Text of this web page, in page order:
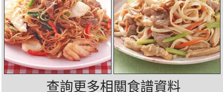
查詢更多相關食譜資料